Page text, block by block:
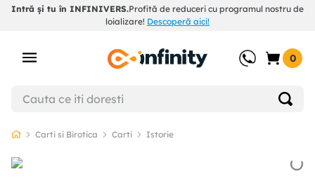
Intră și tu în INFINIVERS.Profită de reduceri cu programul nostru de
loializare! Descoperă aici!
0
Carti si Birotica Carti Istorie